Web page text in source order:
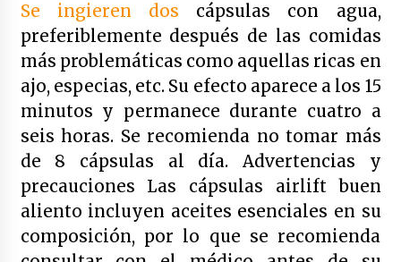
Enjuague bucal color verde botot | 250 ml
4 años atrás
Enjuague bucal amarillo botot | 250 ml
4 años atrás
Duplo dientes sensibles colutorio con cpc +
cymenol bexident isdin | 500 ml x2
4 años atrás
Se ingieren dos cápsulas con agua,
preferiblemente después de las comidas
más problemáticas como aquellas ricas en
ajo, especias, etc. Su efecto aparece a los 15
minutos y permanece durante cuatro a
seis horas. Se recomienda no tomar más
de 8 cápsulas al día. Advertencias y
precauciones Las cápsulas airlift buen
aliento incluyen aceites esenciales en su
composición, por lo que se recomienda